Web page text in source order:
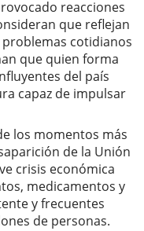
reacciones
que reflejan
cotidianos
que quien forma
del país
capaz de impulsar
los momentos más
de la Unión
crisis económica
medicamentos y
y frecuentes
de personas.